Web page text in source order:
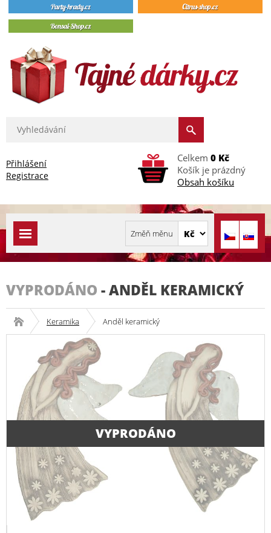
Přihlášení
Registrace
Celkem 0 Kč
Košík je prázdný
Obsah košíku
VYPRODÁNO -ANDĚL KERAMICKÝ
Keramika Anděl keramický
VYPRODÁNO